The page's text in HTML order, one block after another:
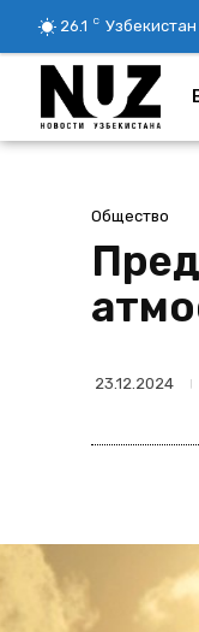
26.1 C Узбекистан
Общество
23.12.2024